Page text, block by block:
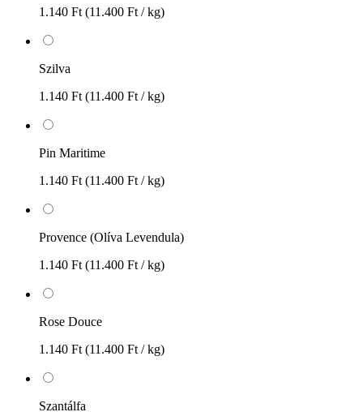
1.140 Ft (11.400 Ft / kg)
Szilva
1.140 Ft (11.400 Ft / kg)
Pin Maritime
1.140 Ft (11.400 Ft / kg)
Provence (Olíva Levendula)
1.140 Ft (11.400 Ft / kg)
Rose Douce
1.140 Ft (11.400 Ft / kg)
Szantálfa